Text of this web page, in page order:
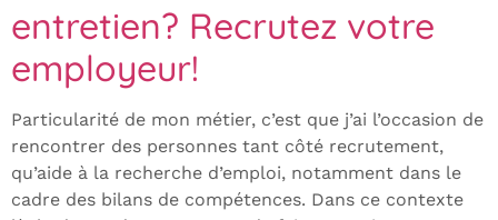
entretien? Recrutez votre
employeur!
Particularité de mon métier, c’est que j’ai l’occasion de
rencontrer des personnes tant côté recrutement,
qu’aide à la recherche d’emploi, notamment dans le
cadre des bilans de compétences. Dans ce contexte